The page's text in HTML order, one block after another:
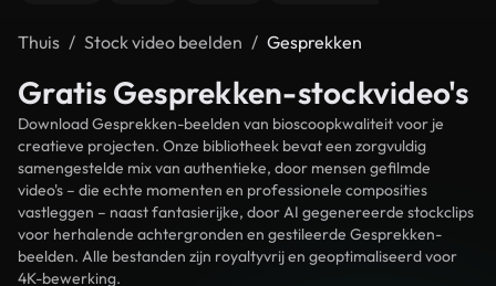
Thuis Stock video beelden Gesprekken
Gratis Gesprekken-stockvideo's
Download Gesprekken-beelden van bioscoopkwaliteit voor je
creatieve projecten. Onze bibliotheek bevat een zorgvuldig
samengestelde mix van authentieke, door mensen gefilmde
video's – die echte momenten en professionele composities
vastleggen – naast fantasierijke, door AI gegenereerde stockclips
voor herhalende achtergronden en gestileerde Gesprekken-
beelden. Alle bestanden zijn royaltyvrij en geoptimaliseerd voor
4K-bewerking.